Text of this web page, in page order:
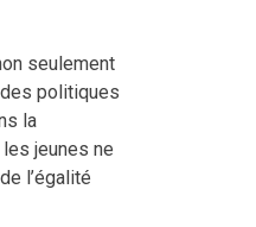
seulement
politiques
la
jeunes ne
l’égalité